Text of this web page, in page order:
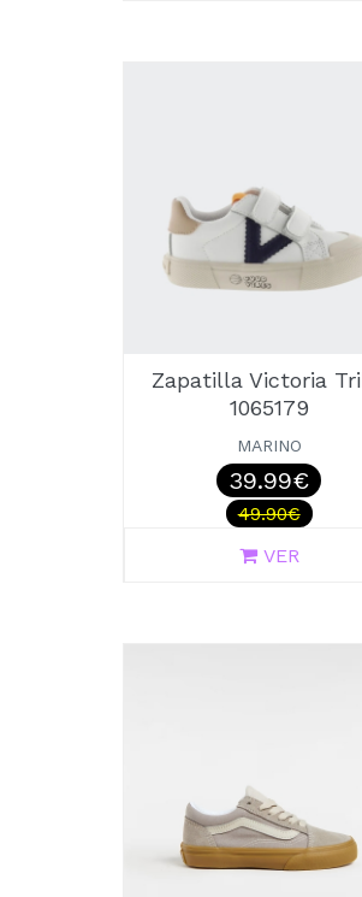
Zapatilla Victoria
1065179
MARINO
39.99€
49.90€
VER